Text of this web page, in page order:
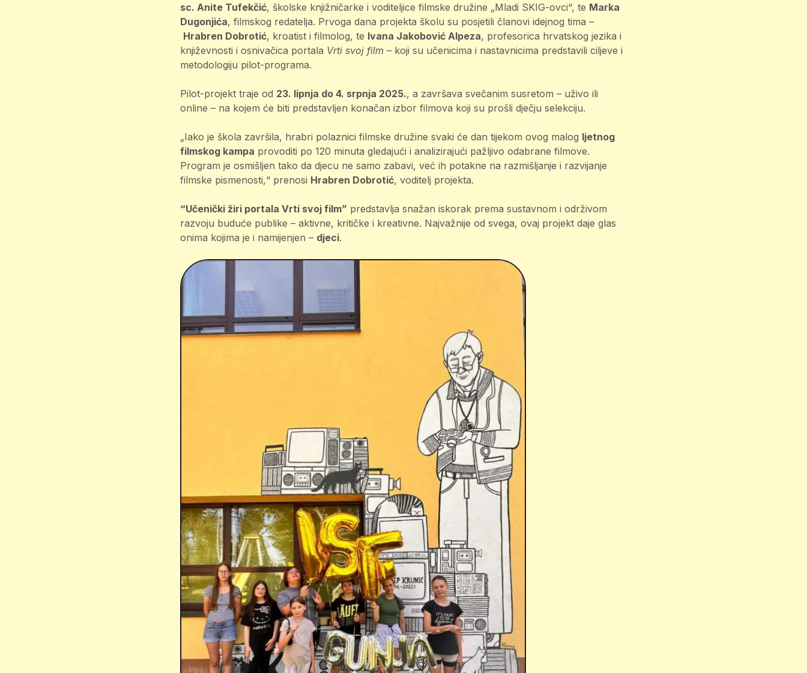
sc. Anite Tufekčić, školske knjižničarke i voditeljice filmske družine „Mladi SKIG-ovci“, te Marka
Dugonjića, filmskog redatelja. Prvoga dana projekta školu su posjetili članovi idejnog tima –
Hrabren Dobrotić, kroatist i filmolog, te Ivana Jakobović Alpeza, profesorica hrvatskog jezika i
književnosti i osnivačica portala Vrti svoj film – koji su učenicima i nastavnicima predstavili ciljeve i
metodologiju pilot-programa.
Pilot-projekt traje od 23. lipnja do 4. srpnja 2025., a završava svečanim susretom – uživo ili
online – na kojem će biti predstavljen konačan izbor filmova koji su prošli dječju selekciju.
„Iako je škola završila, hrabri polaznici filmske družine svaki će dan tijekom ovog malog ljetnog
filmskog kampa provoditi po 120 minuta gledajući i analizirajući pažljivo odabrane filmove.
Program je osmišljen tako da djecu ne samo zabavi, već ih potakne na razmišljanje i razvijanje
filmske pismenosti,“ prenosi Hrabren Dobrotić, voditelj projekta.
“Učenički žiri portala Vrti svoj film” predstavlja snažan iskorak prema sustavnom i održivom
razvoju buduće publike – aktivne, kritičke i kreativne. Najvažnije od svega, ovaj projekt daje glas
onima kojima je i namijenjen – djeci.